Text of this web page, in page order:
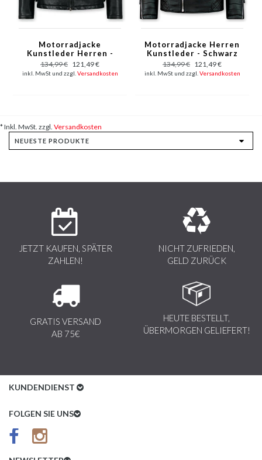
Motorradjacke
Kunstleder Herren -
Bikerjacke - Schwarz
134,99 € 121,49 €
inkl. MwSt und zzgl. Versandkosten
Motorradjacke Herren
Kunstleder - Schwarz
134,99 € 121,49 €
inkl. MwSt und zzgl. Versandkosten
* Inkl. MwSt. zzgl. Versandkosten
JETZT KAUFEN, SPÄTER
ZAHLEN!
NICHT ZUFRIEDEN,
GELD ZURÜCK
GRATIS VERSAND
AB 75€
HEUTE BESTELLT,
ÜBERMORGEN GELIEFERT!
KUNDENDIENST
Kundenservice
AGB
FOLGEN SIE UNS